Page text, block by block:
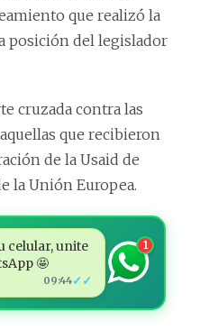
que realizó la
posición del legislador
cruzada contra las
que recibieron
de la Usaid de
la Unión Europea.
celular, unite
🤩
09:44✓✓
1